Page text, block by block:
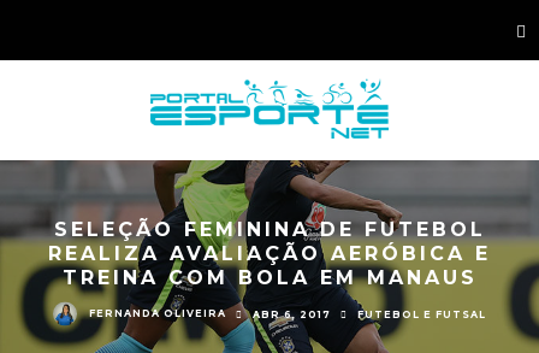
SELEÇÃO FEMININA DE FUTEBOL
REALIZA AVALIAÇÃO AERÓBICA E
TREINA COM BOLA EM MANAUS
FERNANDA OLIVEIRA ABR 6, 2017 FUTEBOL E FUTSAL